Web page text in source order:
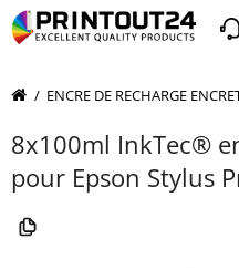
ENCRE DE RECHARGE
8x100ml InkTec®
pour Epson Stylus